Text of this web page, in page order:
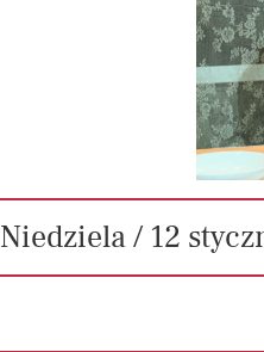
Niedziela / 12